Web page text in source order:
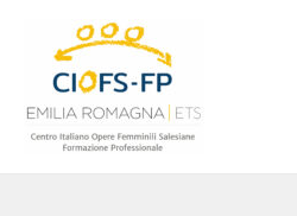
contenuto